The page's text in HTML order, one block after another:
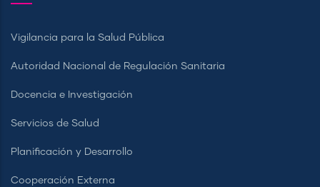
Vigilancia para la Salud Pública
Autoridad Nacional de Regulación Sanitaria
Docencia e Investigación
Servicios de Salud
Planificación y Desarrollo
Cooperación Externa